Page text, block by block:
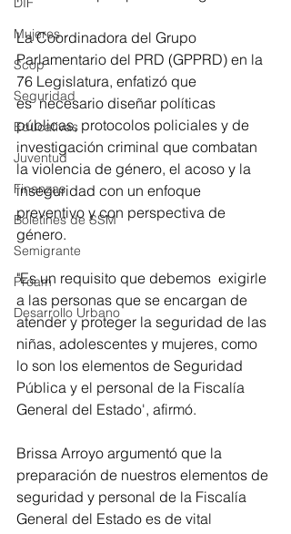
Mujeres
Scop
Seguridad
Educativas
Juventud
Finanzas
Boletines de SSM
Semigrante
Proam
Desarrollo Urbano
La Coordinadora del Grupo
Parlamentario del PRD (GPPRD) en la
76 Legislatura, enfatizó que
es  necesario diseñar políticas
públicas, protocolos policiales y de
investigación criminal que combatan
la violencia de género, el acoso y la
inseguridad con un enfoque
preventivo y con perspectiva de
género.
"Es un requisito que debemos  exigirle
a las personas que se encargan de
atender y proteger la seguridad de las
niñas, adolescentes y mujeres, como
lo son los elementos de Seguridad
Pública y el personal de la Fiscalía
General del Estado', afirmó.
Brissa Arroyo argumentó que la
preparación de nuestros elementos de
seguridad y personal de la Fiscalía
General del Estado es de vital